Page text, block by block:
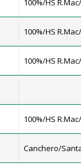
100%/HS
100%/HS
100%/HS
100%/HS
Canchero/